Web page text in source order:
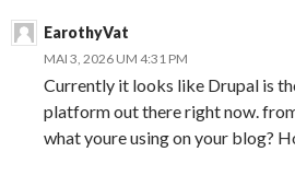
EarothyVat
MAI 3, 2026 UM 4:31 PM
Currently it looks like Drupal is
platform out there right now.
what youre using on your blog?